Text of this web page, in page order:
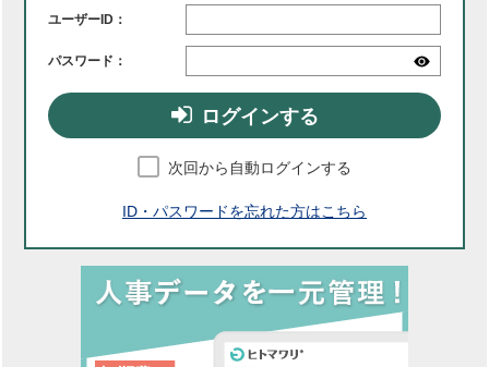
ユーザーID：
パスワード：
ログインする
次回から自動ログインする
ID・パスワードを忘れた方はこちら